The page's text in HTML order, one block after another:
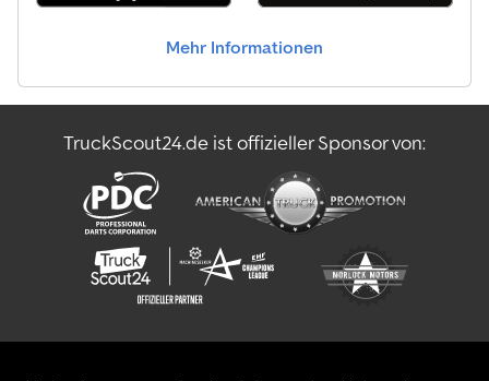
Mehr Informationen
TruckScout24.de ist offizieller Sponsor von: